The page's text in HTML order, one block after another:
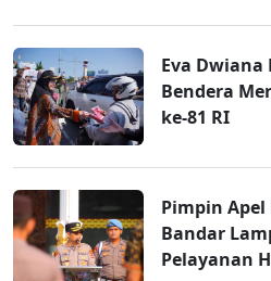
Eva Dwiana
Bendera
ke-81 RI
Pimpin
Bandar
Pelayanan